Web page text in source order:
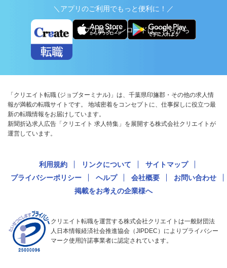
＼アプリのご利用でもっと便利に！／
アプリ版ダウンロードはこちらから
「クリエイト転職 (ジョブターミナル)」は、千葉県印旛郡・その他の求人情
報が満載の転職サイトです。 地域密着をコンセプトに、仕事探しに役立つ最
新の転職情報をお届けしています。
新聞折込求人広告「クリエイト 求人特集」を展開する株式会社クリエイトが
運営しています。
利用規約 リンクについて
サイトマップ
プライバシーポリシー
ヘルプ 会社概要
お問い合わせ
掲載をお考えの企業様へ
クリエイト転職を運営する株式会社クリエイトは一般財団法
人日本情報経済社会推進協会（JIPDEC）によりプライバシー
マーク使用許諾事業者に認定されています。